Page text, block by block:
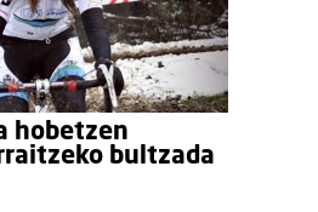
hobetzen
bultzada